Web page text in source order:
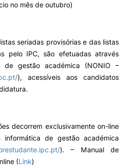
no mês de outubro)
seriadas provisórias e das listas
pelo IPC, são efetuadas através
de gestão académica (NONIO –
), acessíveis aos candidatos
decorrem exclusivamente on-line
informática de gestão académica
). – Manual de
(Link)